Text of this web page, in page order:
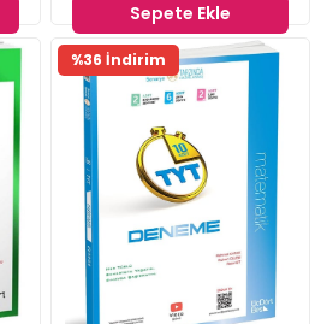
Sepete Ekle
%36 İndirim